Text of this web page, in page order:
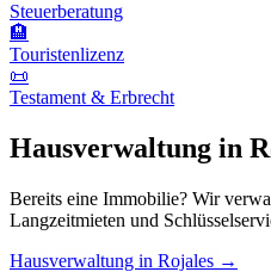
Steuerberatung
🏨
Touristenlizenz
📜
Testament & Erbrecht
Hausverwaltung in
Bereits eine Immobilie? Wir
Langzeitmieten und
Hausverwaltung in Rojales →